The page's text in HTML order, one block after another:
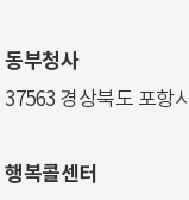
동부청사
37563 경상북도 포항
행복콜센터